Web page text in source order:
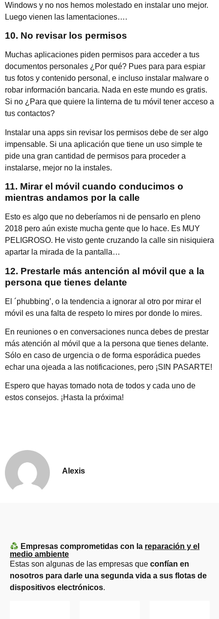
Windows y no nos hemos molestado en instalar uno mejor.
Luego vienen las lamentaciones….
10. No revisar los permisos
Muchas aplicaciones piden permisos para acceder a tus
documentos personales ¿Por qué? Pues para para espiar
tus fotos y contenido personal, e incluso instalar malware o
robar información bancaria. Nada en este mundo es gratis.
Si no ¿Para que quiere la linterna de tu móvil tener acceso a
tus contactos?
Instalar una apps sin revisar los permisos debe de ser algo
impensable. Si una aplicación que tiene un uso simple te
pide una gran cantidad de permisos para proceder a
instalarse, mejor no la instales.
11. Mirar el móvil cuando conducimos o
mientras andamos por la calle
Esto es algo que no deberíamos ni de pensarlo en pleno
2018 pero aún existe mucha gente que lo hace. Es MUY
PELIGROSO. He visto gente cruzando la calle sin nisiquiera
apartar la mirada de la pantalla…
12. Prestarle más antención al móvil que a la
persona que tienes delante
El ´phubbing’, o la tendencia a ignorar al otro por mirar el
móvil es una falta de respeto lo mires por donde lo mires.
En reuniones o en conversaciones nunca debes de prestar
más atención al móvil que a la persona que tienes delante.
Sólo en caso de urgencia o de forma esporádica puedes
echar una ojeada a las notificaciones, pero ¡SIN PASARTE!
Espero que hayas tomado nota de todos y cada uno de
estos consejos. ¡Hasta la próxima!
Alexis
Empresas comprometidas con la reparación y el
medio ambiente
Estas son algunas de las empresas que confían en
nosotros para darle una segunda vida a sus flotas de
dispositivos electrónicos.